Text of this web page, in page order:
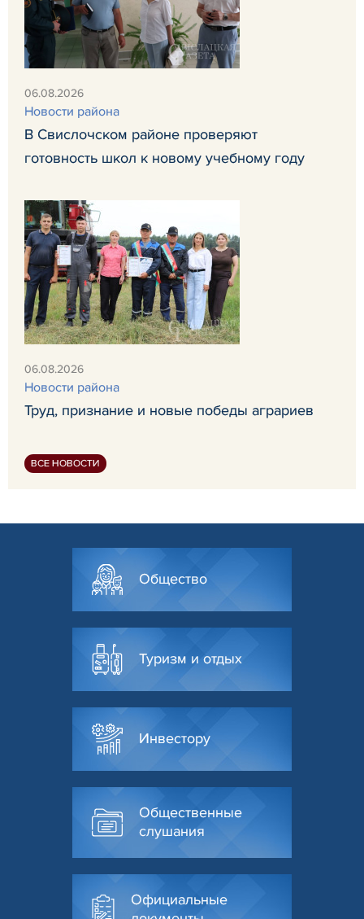
06.08.2026
Новости района
В Свислочском районе проверяют
готовность школ к новому учебному году
06.08.2026
Новости района
Труд, признание и новые победы аграриев
ВСЕ НОВОСТИ
Общество
Туризм и отдых
Инвестору
Общественные
слушания
Официальные